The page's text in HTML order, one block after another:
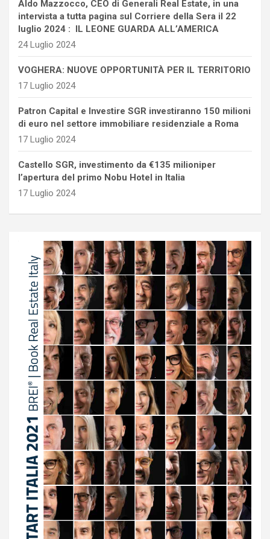
Aldo Mazzocco, CEO di Generali Real Estate, in una
intervista a tutta pagina sul Corriere della Sera il 22
luglio 2024 : IL LEONE GUARDA ALL’AMERICA
24 Luglio 2024
VOGHERA: NUOVE OPPORTUNITÀ PER IL TERRITORIO
17 Luglio 2024
Patron Capital e Investire SGR investiranno 150 milioni
di euro nel settore immobiliare residenziale a Roma
17 Luglio 2024
Castello SGR, investimento da €135 milioniper
l’apertura del primo Nobu Hotel in Italia
17 Luglio 2024